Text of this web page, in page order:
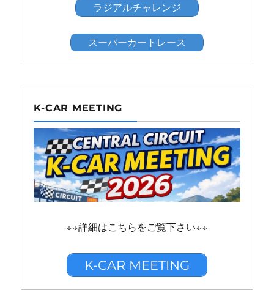
ラジアルチャレンジ
スーパーカートレース
K-CAR MEETING
↓↓詳細はこちらをご覧下さい↓↓
K-CAR MEETING